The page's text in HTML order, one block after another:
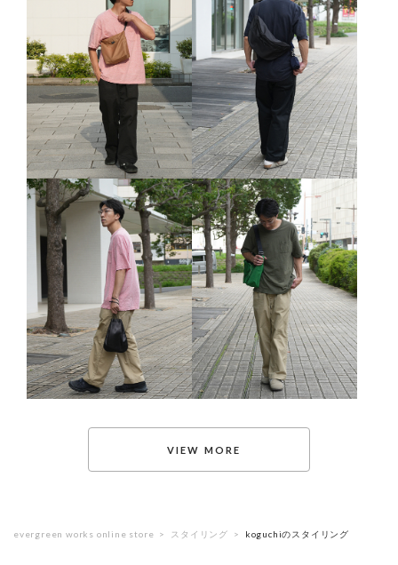
evergreen works online store スタイリング koguchiのスタイリング